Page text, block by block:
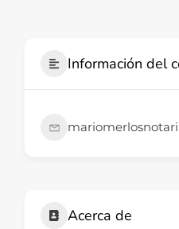
Información del
Acerca de